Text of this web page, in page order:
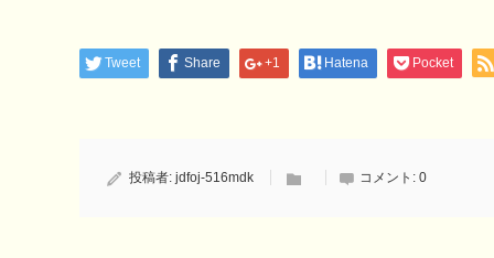
Tweet Share +1 Hatena Pocket
投稿者: jdfoj-516mdk コメント: 0